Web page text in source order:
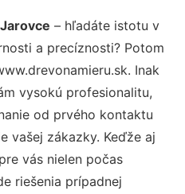
– hľadáte istotu v
a precíznosti? Potom
Inak
vysokú profesionalitu,
od prvého kontaktu
vašej zákazky. Keďže aj
vás nielen počas
riešenia prípadnej